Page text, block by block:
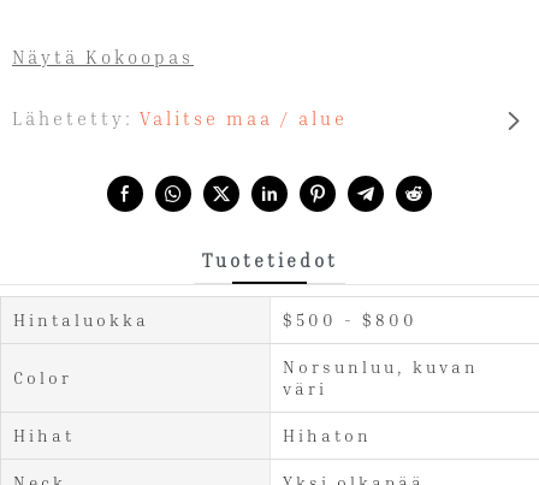
Lähetetty: Valitse maa / alue
Näytä Kokoopas
Tuotetiedot
Hintaluokka $500 - $800
Color
Norsunluu, kuvan
väri
Hihat Hihaton